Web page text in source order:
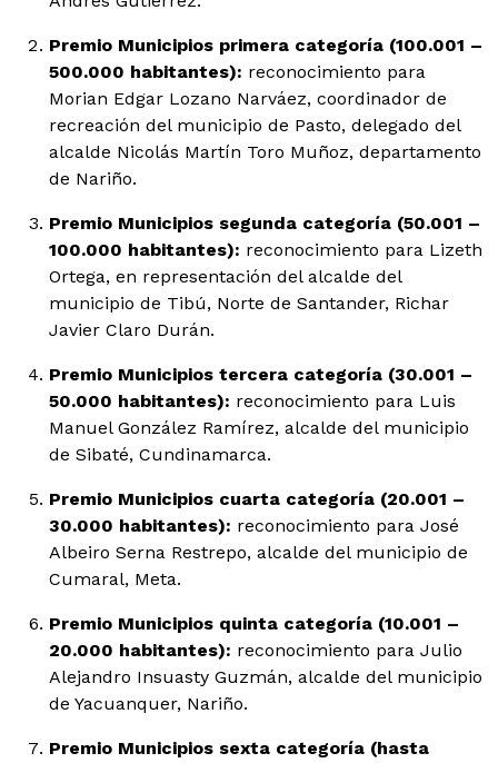
Premio Municipios primera categoría (100.001 –
500.000 habitantes): reconocimiento para
Morian Edgar Lozano Narváez, coordinador de
recreación del municipio de Pasto, delegado del
alcalde Nicolás Martín Toro Muñoz, departamento
de Nariño.
Premio Municipios segunda categoría (50.001 –
100.000 habitantes): reconocimiento para Lizeth
Ortega, en representación del alcalde del
municipio de Tibú, Norte de Santander, Richar
Javier Claro Durán.
Premio Municipios tercera categoría (30.001 –
50.000 habitantes): reconocimiento para Luis
Manuel González Ramírez, alcalde del municipio
de Sibaté, Cundinamarca.
Premio Municipios cuarta categoría (20.001 –
30.000 habitantes): reconocimiento para José
Albeiro Serna Restrepo, alcalde del municipio de
Cumaral, Meta.
Premio Municipios quinta categoría (10.001 –
20.000 habitantes): reconocimiento para Julio
Alejandro Insuasty Guzmán, alcalde del municipio
de Yacuanquer, Nariño.
Premio Municipios sexta categoría (hasta